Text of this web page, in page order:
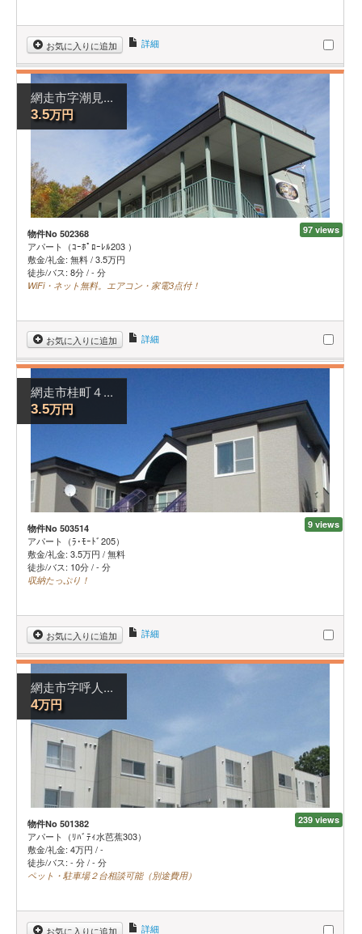
お気に入りに追加 詳細
網走市字潮見...
3.5万円
97 views
物件No 502368
アパート（ｺｰﾎﾟﾛｰﾚﾙ203 ）
敷金/礼金: 無料/3.5万円
徒歩/バス: 8分 / - 分
WiFi・ネット無料。エアコン・家電3点付！
お気に入りに追加 詳細
網走市桂町４...
3.5万円
9 views
物件No 503514
アパート（ﾗ･ﾓｰﾄﾞ205）
敷金/礼金: 3.5万円 /無料
徒歩/バス: 10分 / - 分
収納たっぷり！
お気に入りに追加 詳細
網走市字呼人...
4万円
239 views
物件No 501382
アパート（ﾘﾊﾞﾃｨ水芭蕉303）
敷金/礼金: 4万円 /-
徒歩/バス: - 分 / - 分
ペット・駐車場２台相談可能（別途費用）
お気に入りに追加 詳細